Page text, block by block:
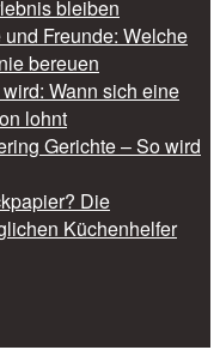
bleiben
Freunde: Welche
bereuen
Wann sich eine
lohnt
Gerichte – So wird
Die
Küchenhelfer